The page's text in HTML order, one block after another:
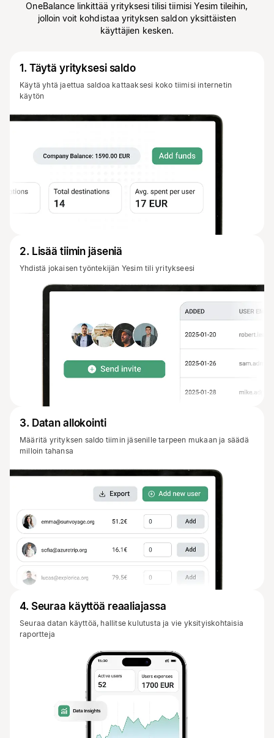
OneBalance linkittää yrityksesi tilisi tiimisi Yesim tileihin,
jolloin voit kohdistaa yrityksen saldon yksittäisten
käyttäjien kesken.
1 . Täytä yrityksesi saldo
Käytä yhtä jaettua saldoa kattaaksesi koko tiimisi internetin
käytön
2. Lisää tiimin jäseniä
Yhdistä jokaisen työntekijän Yesim tili yritykseesi
3. Datan allokointi
Määritä yrityksen saldo tiimin jäsenille tarpeen mukaan ja säädä
milloin tahansa
4. Seuraa käyttöä reaaliajassa
Seuraa datan käyttöä, hallitse kulutusta ja vie yksityiskohtaisia
raportteja